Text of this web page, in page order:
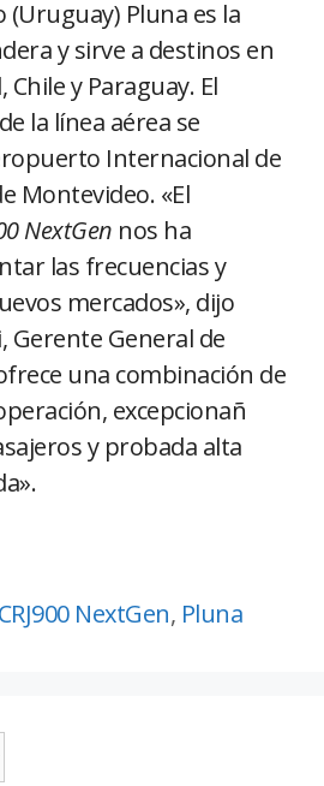
(Uruguay) Pluna es la
y sirve a destinos en
y Paraguay. El
la línea aérea se
Internacional de
Montevideo. «El
NextGen nos ha
las frecuencias y
mercados», dijo
Gerente General de
una combinación de
excepcionañ
y probada alta
NextGen, Pluna